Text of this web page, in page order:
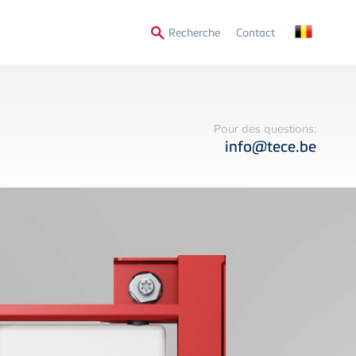
RechercheSecondary
Contact
Pour des questions:
info@tece.be